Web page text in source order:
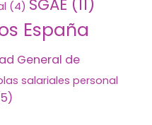
(4) SGAE (11)
España
General de
salariales personal